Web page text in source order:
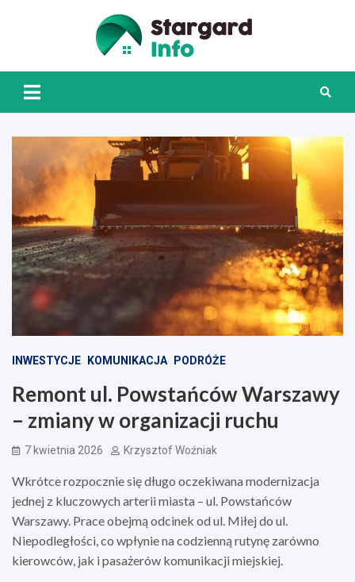
INFO
INWESTYCJE KOMUNIKACJA PODRÓŻE
Remont ul. Powstańców Warszawy
– zmiany w organizacji ruchu
7 kwietnia 2026 Krzysztof Woźniak
Wkrótce rozpocznie się długo oczekiwana modernizacja
jednej z kluczowych arterii miasta – ul. Powstańców
Warszawy. Prace obejmą odcinek od ul. Miłej do ul.
Niepodległości, co wpłynie na codzienną rutynę zarówno
kierowców, jak i pasażerów komunikacji miejskiej.